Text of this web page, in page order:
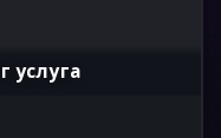
услуга